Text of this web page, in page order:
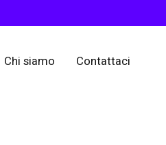
Chi siamo Contattaci